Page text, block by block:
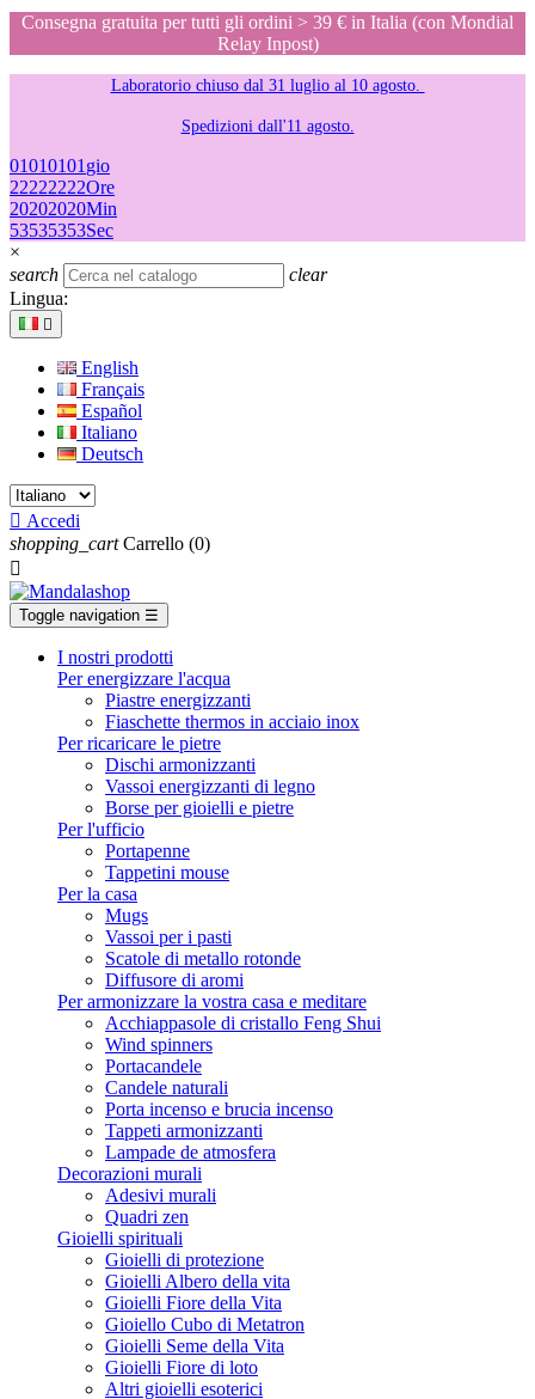
Consegna gratuita per tutti gli ordini > 39 € in Italia (con Mondial
Relay Inpost)
Laboratorio chiuso dal 31 luglio al 10 agosto.
Spedizioni dall'11 agosto.
01010101 gio
22222222Ore
20202020Min
53535353Sec
×
search
clear
Lingua:

English
Français
Español
Italiano
Deutsch
 Accedi
shopping_cart Carrello (0)

Toggle navigation ☰
I nostri prodotti
Per energizzare l'acqua
Piastre energizzanti
Fiaschette thermos in acciaio inox
Per ricaricare le pietre
Dischi armonizzanti
Vassoi energizzanti di legno
Borse per gioielli e pietre
Per l'ufficio
Portapenne
Tappetini mouse
Per la casa
Mugs
Vassoi per i pasti
Scatole di metallo rotonde
Diffusore di aromi
Per armonizzare la vostra casa e meditare
Acchiappasole di cristallo Feng Shui
Wind spinners
Portacandele
Candele naturali
Porta incenso e brucia incenso
Tappeti armonizzanti
Lampade de atmosfera
Decorazioni murali
Adesivi murali
Quadri zen
Gioielli spirituali
Gioielli di protezione
Gioielli Albero della vita
Gioielli Fiore della Vita
Gioiello Cubo di Metatron
Gioielli Seme della Vita
Gioielli Fiore di loto
Altri gioielli esoterici